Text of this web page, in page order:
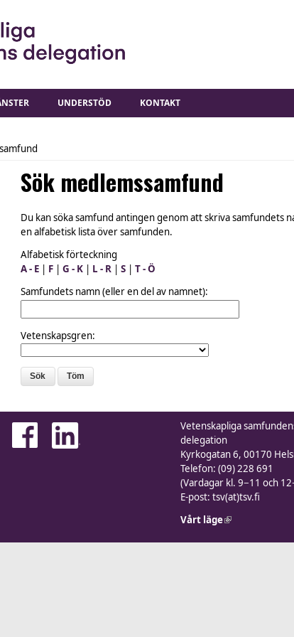
UNDERSTÖD KONTAKT
Sök medlemssamfund
Du kan söka samfund antingen genom att skriva samfundets
en alfabetisk lista över samfunden.
Alfabetisk förteckning
A - E| F| G - K| L - R| S| T - Ö
Samfundets namn (eller en del av namnet):
Vetenskapsgren:
Vetenskapliga
delegation
Kyrkogatan 6, 00170
Telefon: (09) 228 691
(Vardagar kl. 9−11 och
E-post: tsv(at)tsv.fi
Vårt läge(link is external)